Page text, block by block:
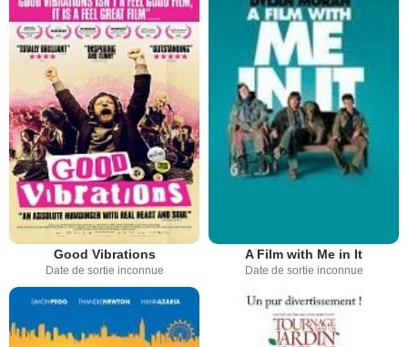
Good Vibrations
Date de sortie inconnue
A Film with Me in It
Date de sortie inconnue